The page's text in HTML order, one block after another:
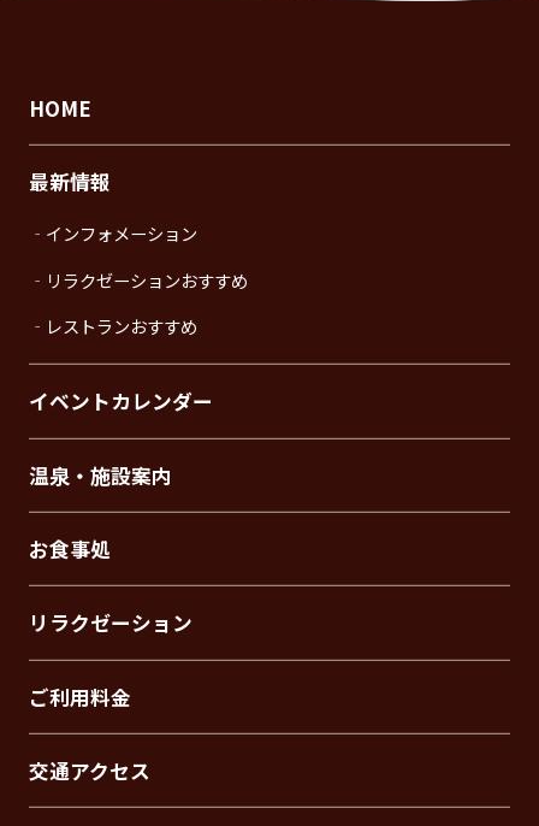
HOME
最新情報
‐インフォメーション
‐リラクゼーションおすすめ
‐レストランおすすめ
イベントカレンダー
温泉・施設案内
お食事処
リラクゼーション
ご利用料金
交通アクセス